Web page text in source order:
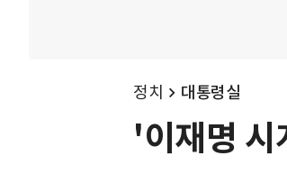
정치 대통령실
'이재명